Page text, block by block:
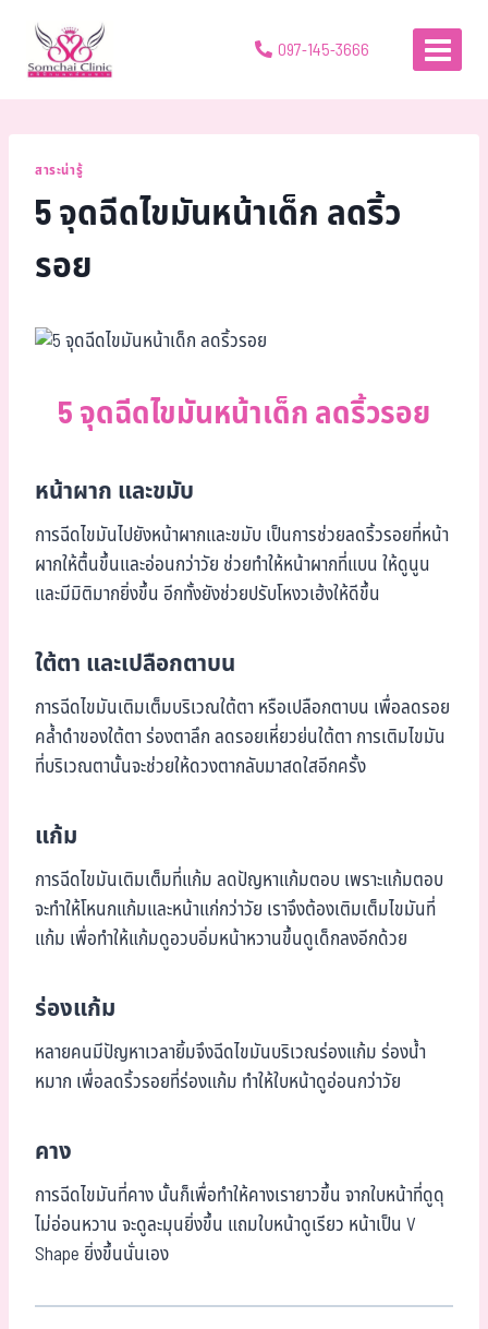
097-145-3666
สาระน่ารู้
5 จุดฉีดไขมันหน้าเด็ก ลดริ้ว
รอย
5 จุดฉีดไขมันหน้าเด็ก ลดริ้วรอย​
หน้าผาก และขมับ
การฉีดไขมันไปยังหน้าผากและขมับ เป็นการช่วยลดริ้วรอยที่หน้า
ผากให้ตื้นขึ้นและอ่อนกว่าวัย ช่วยทำให้หน้าผากที่แบน ให้ดูนูน
และมีมิติมากยิ่งขึ้น อีกทั้งยังช่วยปรับโหงวเฮ้งให้ดีขึ้น
ใต้ตา และเปลือกตาบน
การฉีดไขมันเติมเต็มบริเวณใต้ตา หรือเปลือกตาบน เพื่อลดรอย
คล้ำดำของใต้ตา ร่องตาลึก ลดรอยเหี่ยวย่นใต้ตา การเติมไขมัน
ที่บริเวณตานั้นจะช่วยให้ดวงตากลับมาสดใสอีกครั้ง
แก้ม
การฉีดไขมันเติมเต็มที่แก้ม ลดปัญหาแก้มตอบ เพราะแก้มตอบ
จะทำให้โหนกแก้มและหน้าแก่กว่าวัย เราจึงต้องเติมเต็มไขมันที่
แก้ม เพื่อทำให้แก้มดูอวบอิ่มหน้าหวานขึ้นดูเด็กลงอีกด้วย
ร่องแก้ม
หลายคนมีปัญหาเวลายิ้มจึงฉีดไขมันบริเวณร่องแก้ม ร่องน้ำ
หมาก เพื่อลดริ้วรอยที่ร่องแก้ม ทำให้ใบหน้าดูอ่อนกว่าวัย
คาง
การฉีดไขมันที่คาง นั้นก็เพื่อทำให้คางเรายาวขึ้น จากใบหน้าที่ดูดุ
ไม่อ่อนหวาน จะดูละมุนยิ่งขึ้น แถมใบหน้าดูเรียว หน้าเป็น V
Shape ยิ่งขึ้นนั่นเอง